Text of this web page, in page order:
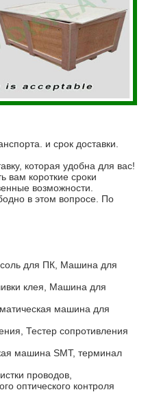
и срок доставки.
которая удобна для вас!
вам короткие сроки
возможности.
в этом вопросе. По
для ПК, Машина для
клея, Машина для
машина для
Тестер сопротивления
машина SMT, терминал
проводов,
оптического контроля